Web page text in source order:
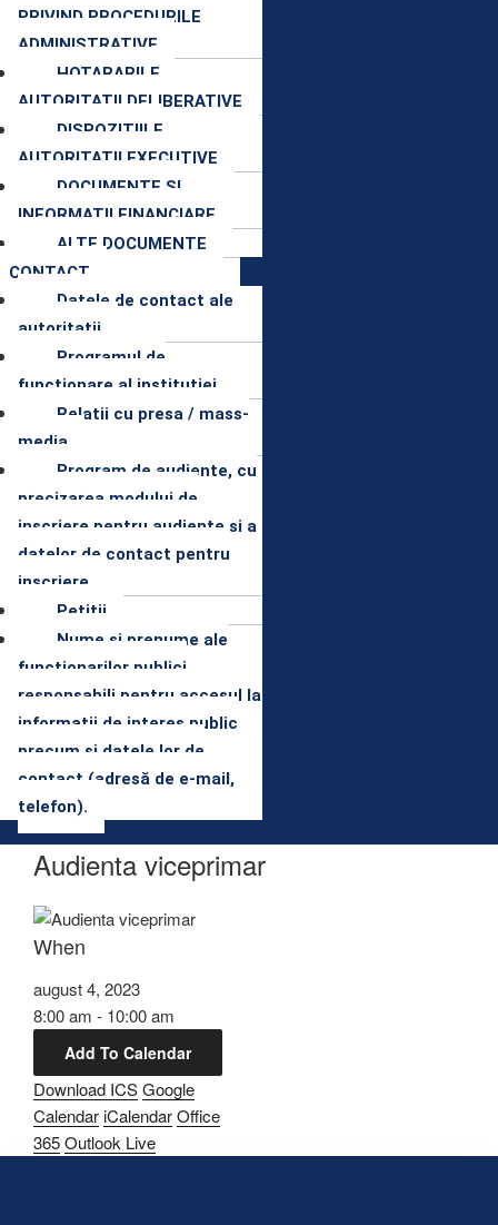
PRIVIND PROCEDURILE
ADMINISTRATIVE
HOTARARILE
AUTORITATII DELIBERATIVE
DISPOZITIILE
AUTORITATII EXECUTIVE
DOCUMENTE SI
INFORMATII FINANCIARE
ALTE DOCUMENTE
CONTACT
Datele de contact ale
autoritatii
Programul de
functionare al institutiei
Relatii cu presa / mass-
media
Program de audiente, cu
precizarea modului de
inscriere pentru audiente si a
datelor de contact pentru
inscriere
Petitii
Nume şi prenume ale
funcţionarilor publici
responsabili pentru accesul la
informaţii de interes public
precum şi datele lor de
contact (adresă de e-mail,
telefon).
Audienta viceprimar
When
august 4, 2023
8:00 am - 10:00 am
Add To Calendar
Download ICSGoogle
CalendariCalendarOffice
365Outlook Live